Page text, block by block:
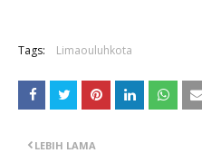
Tags: Limaouluhkota
LEBIH LAMA